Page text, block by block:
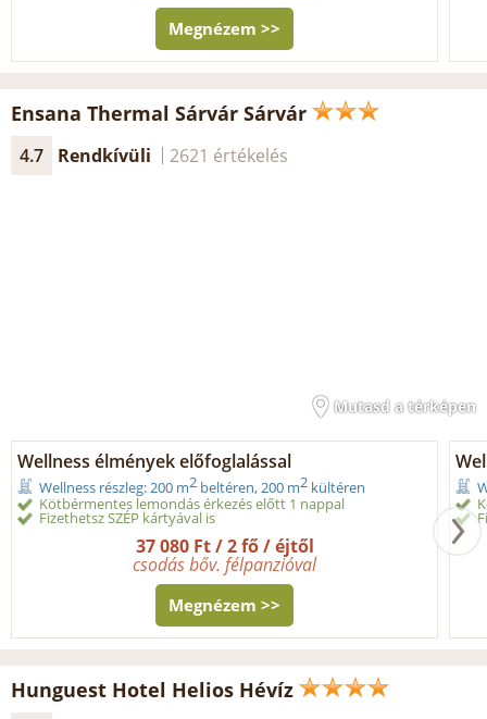
Megnézem >>
Ensana Thermal Sárvár Sárvár
4.7 Rendkívüli 2621 értékelés
Mutasd a térképen
Wellness élmények előfoglalással
Wellness részleg: 200 m2 beltéren, 200 m2 kültéren
Kötbérmentes lemondás érkezés előtt 1 nappal
Fizethetsz SZÉP kártyával is
37 080 Ft / 2 fő / éjtől
csodás bőv. félpanzióval
Megnézem >>
Hunguest Hotel Helios Hévíz